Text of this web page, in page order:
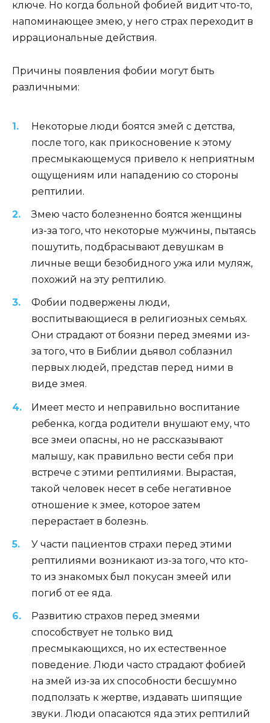
ключе. Но когда больной фобией видит что-то,
напоминающее змею, у него страх переходит в
иррациональные действия.
Причины появления фобии могут быть
различными:
Некоторые люди боятся змей с детства,
после того, как прикосновение к этому
пресмыкающемуся привело к неприятным
ощущениям или нападению со стороны
рептилии.
Змею часто болезненно боятся женщины
из-за того, что некоторые мужчины, пытаясь
пошутить, подбрасывают девушкам в
личные вещи безобидного ужа или муляж,
похожий на эту рептилию.
Фобии подвержены люди,
воспитывающиеся в религиозных семьях.
Они страдают от боязни перед змеями из-
за того, что в Библии дьявол соблазнил
первых людей, представ перед ними в
виде змея.
Имеет место и неправильно воспитание
ребенка, когда родители внушают ему, что
все змеи опасны, но не рассказывают
малышу, как правильно вести себя при
встрече с этими рептилиями. Вырастая,
такой человек несет в себе негативное
отношение к змее, которое затем
перерастает в болезнь.
У части пациентов страхи перед этими
рептилиями возникают из-за того, что кто-
то из знакомых был покусан змеей или
погиб от ее яда.
Развитию страхов перед змеями
способствует не только вид
пресмыкающихся, но их естественное
поведение. Люди часто страдают фобией
на змей из-за их способности бесшумно
подползать к жертве, издавать шипящие
звуки. Люди опасаются яда этих рептилий